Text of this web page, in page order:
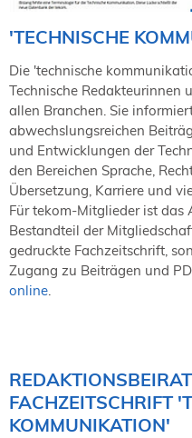
'TECHNISCHE
Die 'technische
Technische Redakteurinnen
allen Branchen. Sie
abwechslungsreichen
und Entwicklungen der
den Bereichen Sprache,
Übersetzung, Karriere und
Für tekom-Mitglieder ist das
Bestandteil der
gedruckte Fachzeitschrift,
Zugang zu Beiträgen und
online
FACHZEITSCHRIFT
KOMMUNIKATION'